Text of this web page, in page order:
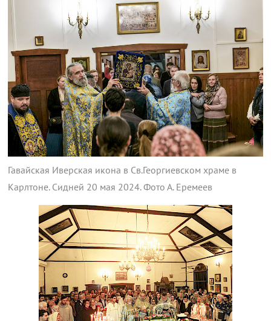
Гавайская Иверская икона в Св.Георгиевском храме в
Карлтоне. Сидней 20 мая 2024. Фото А. Еремеев